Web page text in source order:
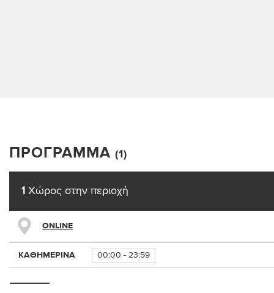
ΠΡΌΓΡΑΜΜΑ (1)
1 Χώρος στην περιοχή
ONLINE
ΚΑΘΗΜΕΡΙΝΆ 00:00 - 23:59